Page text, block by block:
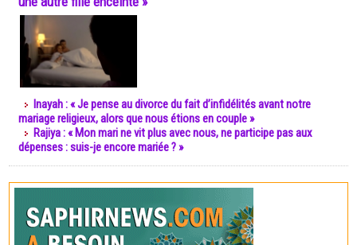
Inayah : « Je pense au divorce du fait d’infidélités avant notre
mariage religieux, alors que nous étions en couple »
Rajiya : « Mon mari ne vit plus avec nous, ne participe pas aux
dépenses : suis-je encore mariée ? »